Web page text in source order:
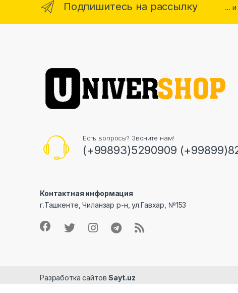
Подпишитесь на рассылку ...
Есть вопросы? Звоните нам!
(+99893)5290909
Контактная информация
г.Ташкенте, Чиланзар р-н, ул.Гавхар, №153
Разработка сайтовSayt.uz